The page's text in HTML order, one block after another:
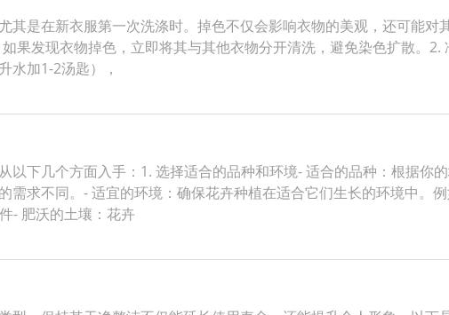
其是在新衣服第一次洗涤时。掉色不仅会影响衣物的美观，还可能对
果发现衣物掉色，立即将其与其他衣物分开清洗，避免染色扩散。
水加1-2汤匙），
以下几个方面入手：1. 选择适合的品种和环境- 适合的品种：根据你
需求不同。- 适宜的环境：确保花卉种植在适合它们生长的环境中。
- 肥沃的土壤：花卉